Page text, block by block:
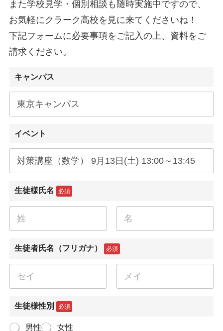
また学校見学・個別相談も随時実施中ですので、
お気軽にクラーク高校を見に来てくださいね！
下記フォームに必要事項をご記入の上、資料をご
請求ください。
キャンパス
イベント
生徒様氏名 必須
生徒者氏名（フリガナ） 必須
生徒様性別 必須
男性 女性